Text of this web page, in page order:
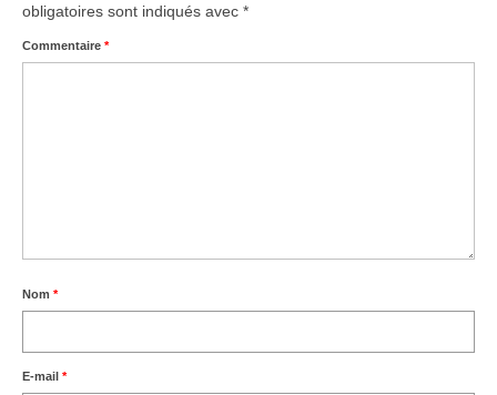
obligatoires sont indiqués avec *
Commentaire *
Nom *
E-mail *